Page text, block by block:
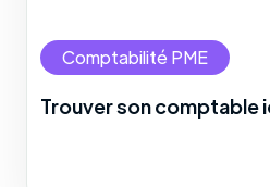
Comptabilité PME
Trouver son comptable